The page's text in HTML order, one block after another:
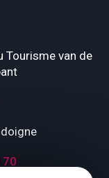
Tourisme van de
70